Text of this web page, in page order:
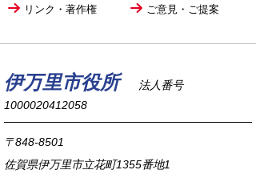
リンク・著作権 ご意見・ご提案
伊万里市役所
法人番号
1000020412058
〒848-8501
佐賀県伊万里市立花町1355番地1